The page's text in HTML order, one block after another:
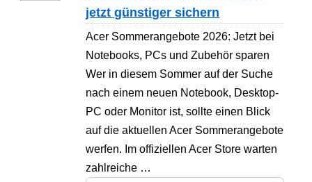
jetzt günstiger sichern
Acer Sommerangebote 2026: Jetzt bei
Notebooks, PCs und Zubehör sparen
Wer in diesem Sommer auf der Suche
nach einem neuen Notebook, Desktop-
PC oder Monitor ist, sollte einen Blick
auf die aktuellen Acer Sommerangebote
werfen. Im offiziellen Acer Store warten
zahlreiche …